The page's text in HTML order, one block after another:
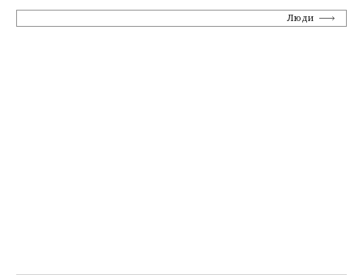
Люди